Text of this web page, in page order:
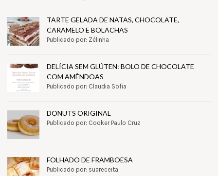
TARTE GELADA DE NATAS, CHOCOLATE,
CARAMELO E BOLACHAS
Publicado por: Zélinha
DELÍCIA SEM GLÚTEN: BOLO DE CHOCOLATE
COM AMÊNDOAS
Publicado por: Claudia Sofia
DONUTS ORIGINAL
Publicado por: Cooker Paulo Cruz
FOLHADO DE FRAMBOESA
Publicado por: suareceita